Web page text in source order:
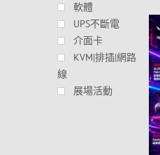
軟體
UPS不斷電
介面卡
KVM|排插|網路
線
展場活動